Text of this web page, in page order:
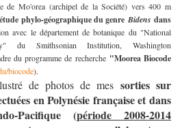
de Mo'orea (archipel de la Société) vers 400 m
étude phylo-géographique du genre Bidensdans
avec le département de botanique du "National
du Smithsonian Institution, Washington
du programme de recherche "Moorea Biocode
biocode).
de photos de mes sorties sur
en Polynésie française et dans
Pacifique (période 2008-2014